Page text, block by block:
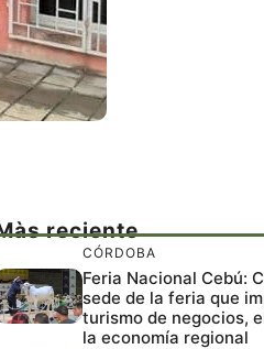
reciente
CÓRDOBA
Feria Nacional Cebú:
sede de la feria que
turismo de negocios,
la economía regional